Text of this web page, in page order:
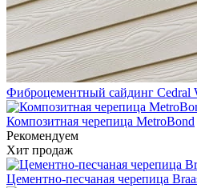
Фиброцементный сайдинг Cedral
Композитная черепица MetroBond
Рекомендуем
Хит продаж
Цементно-песчаная черепица